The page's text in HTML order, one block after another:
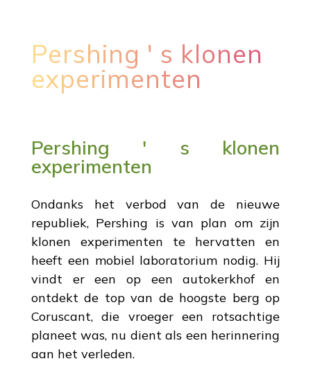
Pershing ' s klonen
experimenten
Pershing ' s klonen
experimenten
Ondanks het verbod van de nieuwe
republiek, Pershing is van plan om zijn
klonen experimenten te hervatten en
heeft een mobiel laboratorium nodig. Hij
vindt er een op een autokerkhof en
ontdekt de top van de hoogste berg op
Coruscant, die vroeger een rotsachtige
planeet was, nu dient als een herinnering
aan het verleden.